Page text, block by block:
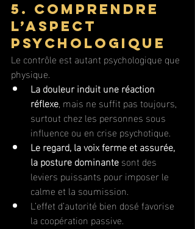
5. Comprendre
l’aspect
psychologique
Le contrôle est autant psychologique que
physique.
La douleur induit une réaction
réflexe, mais ne suffit pas toujours,
surtout chez les personnes sous
influence ou en crise psychotique.
Le regard, la voix ferme et assurée,
la posture dominante sont des
leviers puissants pour imposer le
calme et la soumission.
L’effet d’autorité bien dosé favorise
la coopération passive.